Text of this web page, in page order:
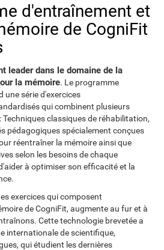
d'entraînement et
de CogniFit
leader dans le domaine de la
la mémoire. Le programme
une série d'exercices
qui combinent plusieurs
classiques de réhabilitation,
pédagogiques spécialement conçues
réentraîner la mémoire ainsi que
selon les besoins de chaque
à optimiser son efficacité et la
exercices qui composent
de CogniFit, augmente au fur et à
Cette technologie brevetée a
internationale de scientifique,
qui étudient les dernières